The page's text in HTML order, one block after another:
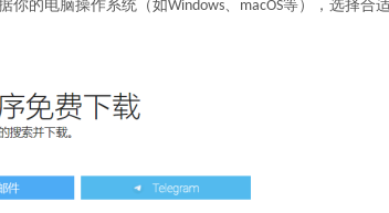
的电脑操作系统（如Windows、macOS等），选择合